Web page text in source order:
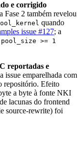
e corrigido
Fase 2 também revelou
quando
issue #127; a
>= 1
reportadas e
issue emparelhada com
repositório. Efeito
a byte à fonte NKI
lacunas do frontend
source-rewrite) foi